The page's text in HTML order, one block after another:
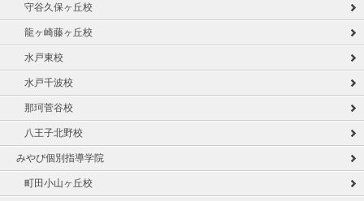
守谷久保ヶ丘校
龍ヶ崎藤ヶ丘校
水戸東校
水戸千波校
那珂菅谷校
八王子北野校
みやび個別指導学院
町田小山ヶ丘校